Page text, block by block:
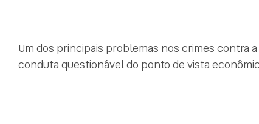
Um dos principais problemas nos crimes contra
conduta questionável do ponto de vista